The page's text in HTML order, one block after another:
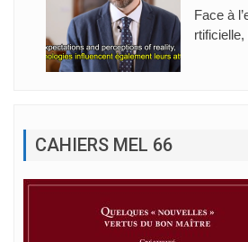
Face à
CAHIERS MEL 66